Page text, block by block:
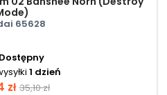
65628
Dostępny
1 dzień
zł Cena
35,10 zł